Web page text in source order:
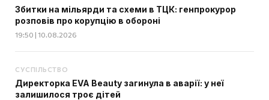
Збитки на мільярди та схеми в ТЦК: генпрокурор
розповів про корупцію в обороні
19:50 | 10.08.2026
СУСПІЛЬСТВО
Директорка EVA Beauty загинула в аварії: у неї
залишилося троє дітей